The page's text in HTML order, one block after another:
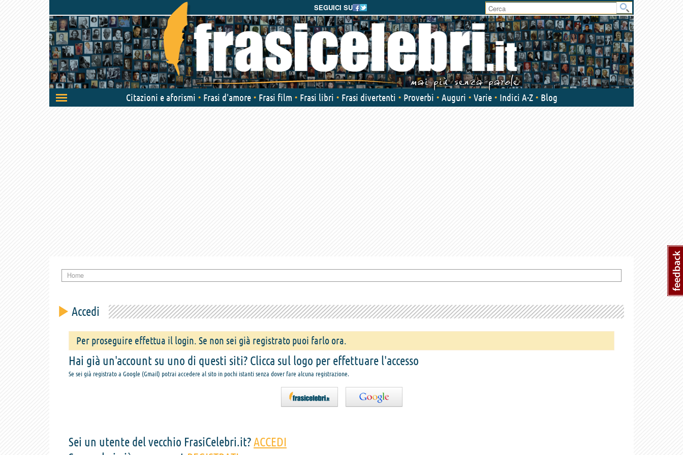
SEGUICI SU
Attiva/disattiva
navigazione
Citazioni e aforismi Frasi d'amore Frasi film Frasi libri Frasi divertenti Proverbi Auguri Varie Indici A-Z Blog
Home
Accedi
Per proseguire effettua il login. Se non sei già registrato puoi farlo ora.
Hai già un'account su uno di questi siti? Clicca sul logo per effettuare l'accesso
Se sei già registrato a Google (Gmail) potrai accedere al sito in pochi istanti senza dover fare alcuna registrazione.
Sei un utente del vecchio FrasiCelebri.it?ACCEDI